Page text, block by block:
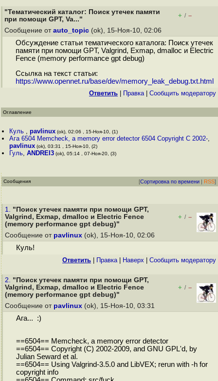
"Тематический каталог: Поиск утечек памяти
при помощи GPT, Va..."
+ / –
Сообщение от auto_topic (ok), 15-Ноя-10, 02:06
Обсуждение статьи тематического каталога: Поиск утечек
памяти при помощи GPT, Valgrind, Exmap, dmalloc и Electric
Fence (memory performance gpt debug)
Ссылка на текст статьи:
https://www.opennet.ru/base/dev/memory_leak_debug.txt.html
Ответить Правка| Cообщить модератору
Оглавление
Куль ,pavlinux (ok), 02:06 , 15-Ноя-10, (1)
Ага 6504 Memcheck, a memory error detector 6504 Copyright C 2002-,
pavlinux (ok), 03:31 , 15-Ноя-10, (2)
Гуль,ANDREI3 (ok), 05:14 , 07-Ноя-20, (3)
Сообщения [Сортировка по времени | RSS]
1. "Поиск утечек памяти при помощи GPT,
Valgrind, Exmap, dmalloc и Electric Fence
(memory performance gpt debug)"
+ / –
Сообщение от pavlinux (ok), 15-Ноя-10, 02:06
Куль!
Ответить Правка| Наверх Cообщить модератору
2. "Поиск утечек памяти при помощи GPT,
Valgrind, Exmap, dmalloc и Electric Fence
(memory performance gpt debug)"
+ / –
Сообщение от pavlinux (ok), 15-Ноя-10, 03:31
Ага... :)
==6504== Memcheck, a memory error detector
==6504== Copyright (C) 2002-2009, and GNU GPL'd, by
Julian Seward et al.
==6504== Using Valgrind-3.5.0 and LibVEX; rerun with -h for
copyright info